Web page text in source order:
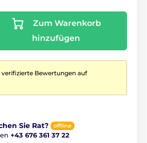
Zum Warenkorb
hinzufügen
verifizierte Bewertungen auf
Sie Rat? offline
+43 676 361 37 22